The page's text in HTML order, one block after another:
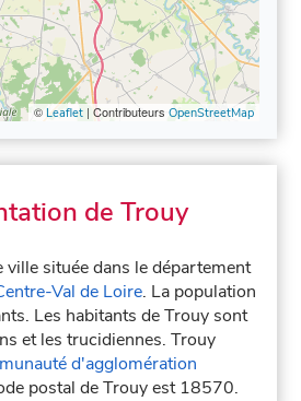
© Leaflet| Contributeurs OpenStreetMap
de Trouy
ville située dans le département
Val de Loire. La population
Les habitants de Trouy sont
et les trucidiennes. Trouy
d'agglomération
postal de Trouy est 18570.